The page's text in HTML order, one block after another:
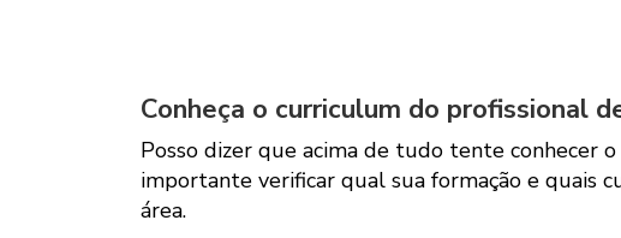
Conheça o curriculum do profissional
Posso dizer que acima de tudo tente conhecer
importante verificar qual sua formação e quais
área.